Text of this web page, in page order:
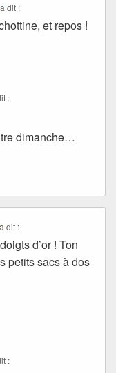
a dit :
et repos !
:
dimanche…
a dit :
d’or ! Ton
petits sacs à dos
: